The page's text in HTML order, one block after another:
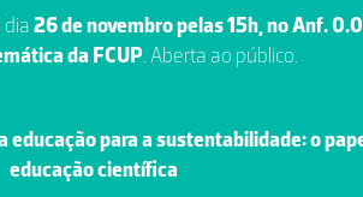
26 de novembro pelas 15h, no Anf.
da FCUP. Aberta ao público.
educação para a sustentabilidade: o
educação científica